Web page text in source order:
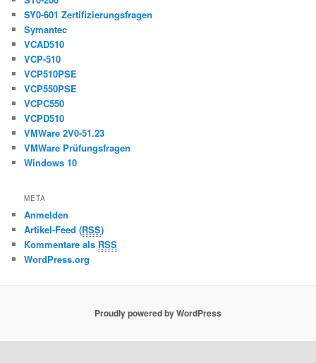
SY0-601 Zertifizierungsfragen
Symantec
VCAD510
VCP-510
VCP510PSE
VCP550PSE
VCPC550
VCPD510
VMWare 2V0-51.23
VMWare Prüfungsfragen
Windows 10
META
Anmelden
Artikel-Feed (RSS)
Kommentare als RSS
WordPress.org
Proudly powered by WordPress